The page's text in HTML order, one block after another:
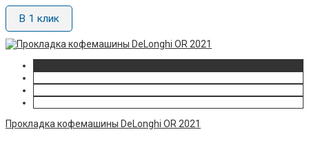
В 1 клик
Прокладка кофемашины DeLonghi OR 2021